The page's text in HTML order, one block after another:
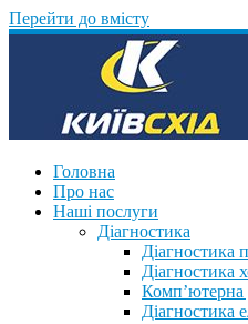
Перейти до вмісту
Головна
Про нас
Наші послуги
Діагностика
Діагностика
Діагностика
Комп’ютерна
Діагностика